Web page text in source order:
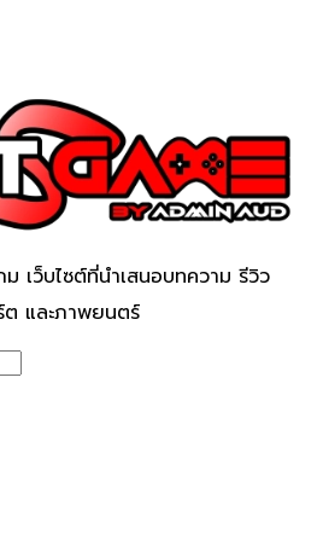
เว็บไซต์ที่นำเสนอบทความ รีวิว
ต และภาพยนตร์